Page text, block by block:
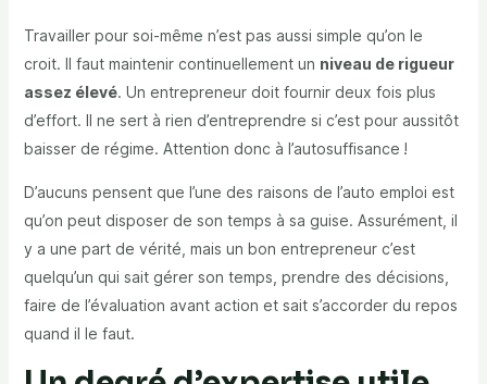
Travailler pour soi-même n’est pas aussi simple qu’on le
croit. Il faut maintenir continuellement un niveau de rigueur
assez élevé. Un entrepreneur doit fournir deux fois plus
d’effort. Il ne sert à rien d’entreprendre si c’est pour aussitôt
baisser de régime. Attention donc à l’autosuffisance !
D’aucuns pensent que l’une des raisons de l’auto emploi est
qu’on peut disposer de son temps à sa guise. Assurément, il
y a une part de vérité, mais un bon entrepreneur c’est
quelqu’un qui sait gérer son temps, prendre des décisions,
faire de l’évaluation avant action et sait s’accorder du repos
quand il le faut.